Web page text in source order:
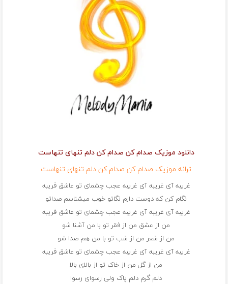
دانلود موزیک صدام کن صدام کن دلم تنهای تنهاست
ترانه موزیک صدام کن صدام کن دلم تنهای تنهاست
غریبه آی غریبه آی غریبه عجب چشمای تو عاشق فریبه
نگام کن که دوست دارم نگاتو خوب میشناسم صداتو
غریبه آی غریبه آی غریبه عجب چشمای تو عاشق فریبه
من از عشق من از فقر تو با من آشنا شو
من از شعر من از شب تو با من هم صدا شو
غریبه آی غریبه آی غریبه عجب چشمای تو عاشق فریبه
من از گل من از خاک تو از بالای بالا
دلم گرم دلم پاک ولی رسوای رسوا